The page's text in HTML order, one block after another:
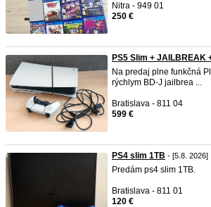
Nitra - 949 01
250 €
PS5 Slim + JAILBREAK
Na predaj plne funkčná
rýchlym BD-J jailbrea ...
Bratislava - 811 04
599 €
PS4 slim 1TB - [5.8. 2026]
Predám ps4 slim 1TB.
Bratislava - 811 01
120 €